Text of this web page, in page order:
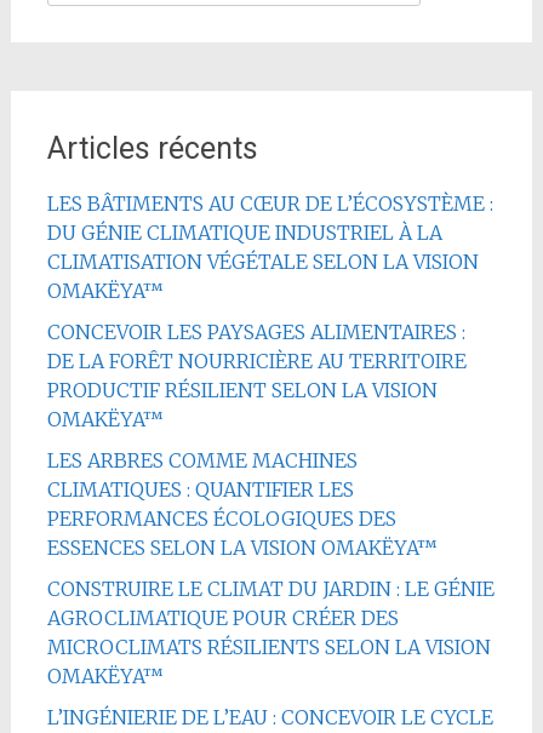
Articles récents
LES BÂTIMENTS AU CŒUR DE L’ÉCOSYSTÈME :
DU GÉNIE CLIMATIQUE INDUSTRIEL À LA
CLIMATISATION VÉGÉTALE SELON LA VISION
OMAKËYA™
CONCEVOIR LES PAYSAGES ALIMENTAIRES :
DE LA FORÊT NOURRICIÈRE AU TERRITOIRE
PRODUCTIF RÉSILIENT SELON LA VISION
OMAKËYA™
LES ARBRES COMME MACHINES
CLIMATIQUES : QUANTIFIER LES
PERFORMANCES ÉCOLOGIQUES DES
ESSENCES SELON LA VISION OMAKËYA™
CONSTRUIRE LE CLIMAT DU JARDIN : LE GÉNIE
AGROCLIMATIQUE POUR CRÉER DES
MICROCLIMATS RÉSILIENTS SELON LA VISION
OMAKËYA™
L’INGÉNIERIE DE L’EAU : CONCEVOIR LE CYCLE